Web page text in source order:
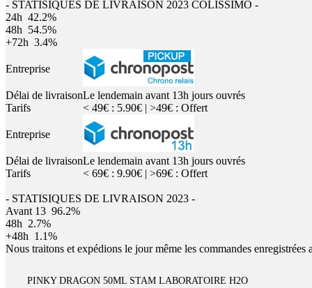
- STATISIQUES DE LIVRAISON 2023 COLISSIMO -
24h 42.2%
48h 54.5%
+72h 3.4%
Entreprise
Délai de livraisonLe lendemain avant 13h jours ouvrés
Tarifs
< 49€ : 5.90€ | >49€ : Offert
Entreprise
Délai de livraisonLe lendemain avant 13h jours ouvrés
Tarifs
< 69€ : 9.90€ | >69€ : Offert
- STATISIQUES DE LIVRAISON 2023 -
Avant 13 96.2%
48h 2.7%
+48h 1.1%
Nous traitons et expédions le jour même les commandes
PINKY DRAGON 50ML STAM LABORATOIRE H2O